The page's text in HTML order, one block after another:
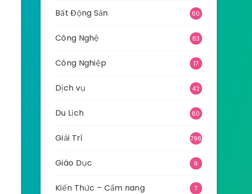
Bất Động Sản 60
Công Nghệ 63
Công Nghiệp 17
Dịch vụ 42
Du Lịch 60
Giải Trí 796
Giáo Dục 9
Kiến Thức – Cẩm nang 7